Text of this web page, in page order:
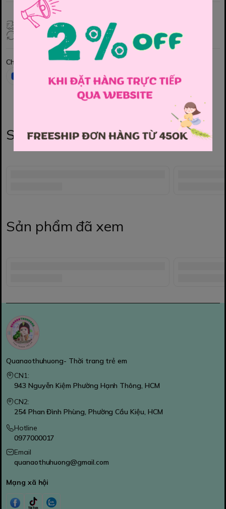
Giao hàng toàn quốc
Đổi hàng 3 ngày (HCM), 7 ngày (Tỉnh)
Chia sẻ
Sản phẩm liên quan
Sản phẩm đã xem
Quanaothuhuong- Thời trang trẻ em
CN1:
943 Nguyễn Kiệm Phường Hạnh Thông, HCM
CN2:
254 Phan Đình Phùng, Phường Cầu Kiệu, HCM
Hotline
0977000017
Email
quanaothuhuong@gmail.com
Mạng xã hội